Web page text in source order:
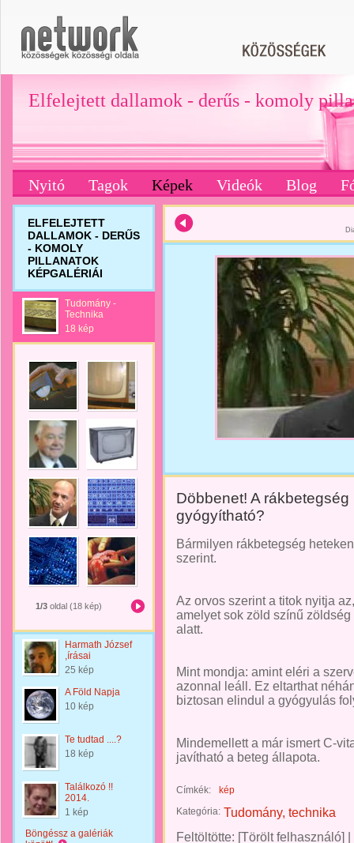
Elfelejtett dallamok - derűs - komoly
Nyitó Tagok Képek Videók Blog
ELFELEJTETT
DALLAMOK - DERŰS
- KOMOLY
PILLANATOK
KÉPGALÉRIÁI
Tudomány -
Technika
18 kép
1/3 oldal (18 kép)
Harmath József
,írásai
25 kép
A Föld Napja
10 kép
Te tudtad ....?
18 kép
Találkozó !!
2014.
1 kép
Böngéssz a galériák
Döbbenet! A
gyógyítható?
Bármilyen rákbetegség
szerint.
Az orvos szerint a titok nyitja
amelyet sok zöld színű
alatt.
Mint mondja: amint eléri a
azonnal leáll. Ez eltarthat
biztosan elindul a gyógyulás
Mindemellett a már ismert C-
javítható a beteg állapota.
Címkék:
kép
Kategória: Tudomány, technika
Feltöltötte: [Törölt felhasználó]